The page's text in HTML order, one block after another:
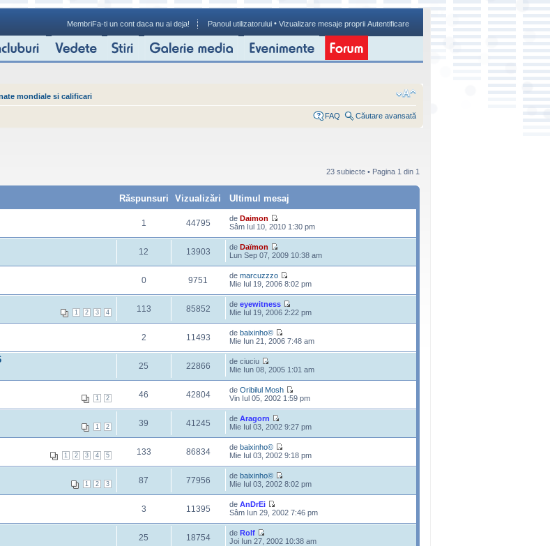
MembriFa-ti un cont daca nu ai deja! Panoul utilizatorului • Vizualizare mesaje proprii Autentificare
mondiale si calificari
FAQ Căutare avansată
23 subiecte • Pagina 1 din 1
Răspunsuri Vizualizări
Ultimul mesaj
1 44795 de Daimon
Sâm Iul 10, 2010 1:30 pm
12 13903 de Daïmon
Lun Sep 07, 2009 10:38 am
0 9751 de marcuzzzo
Mie Iul 19, 2006 8:02 pm
1 2 3 4 113 85852 de eyewitness
Mie Iul 19, 2006 2:22 pm
2 11493 de baixinho©
Mie Iun 21, 2006 7:48 am
25 22866
de ciuciu
Mie Iun 08, 2005 1:01 am
1 2 46 42804 de Oribilul Mosh
Vin Iul 05, 2002 1:59 pm
1 2 39 41245 de Aragorn
Mie Iul 03, 2002 9:27 pm
1 2 3 4 5 133 86834 de baixinho©
Mie Iul 03, 2002 9:18 pm
1 2 3 87 77956 de baixinho©
Mie Iul 03, 2002 8:02 pm
3 11395 de AnDrEi
Sâm Iun 29, 2002 7:46 pm
25 18754 de Rolf
Joi Iun 27, 2002 10:38 am